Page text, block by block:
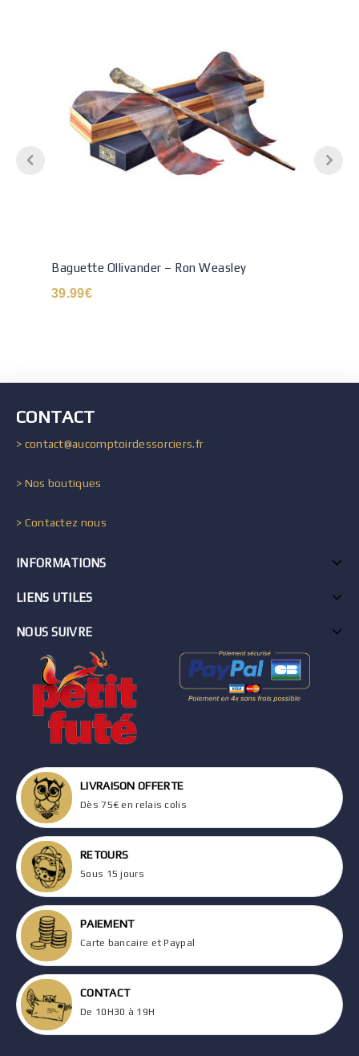
Baguette Ollivander – Ron Weasley
39.99€
CONTACT
> contact@aucomptoirdessorciers.fr
> Nos boutiques
> Contactez nous
INFORMATIONS
LIENS UTILES
NOUS SUIVRE
LIVRAISON OFFERTE
Dès 75€ en relais colis
RETOURS
Sous 15 jours
PAIEMENT
Carte bancaire et Paypal
CONTACT
De 10H30 à 19H